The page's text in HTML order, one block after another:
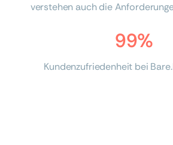
verstehen auch die
99%
Kundenzufriedenheit bei